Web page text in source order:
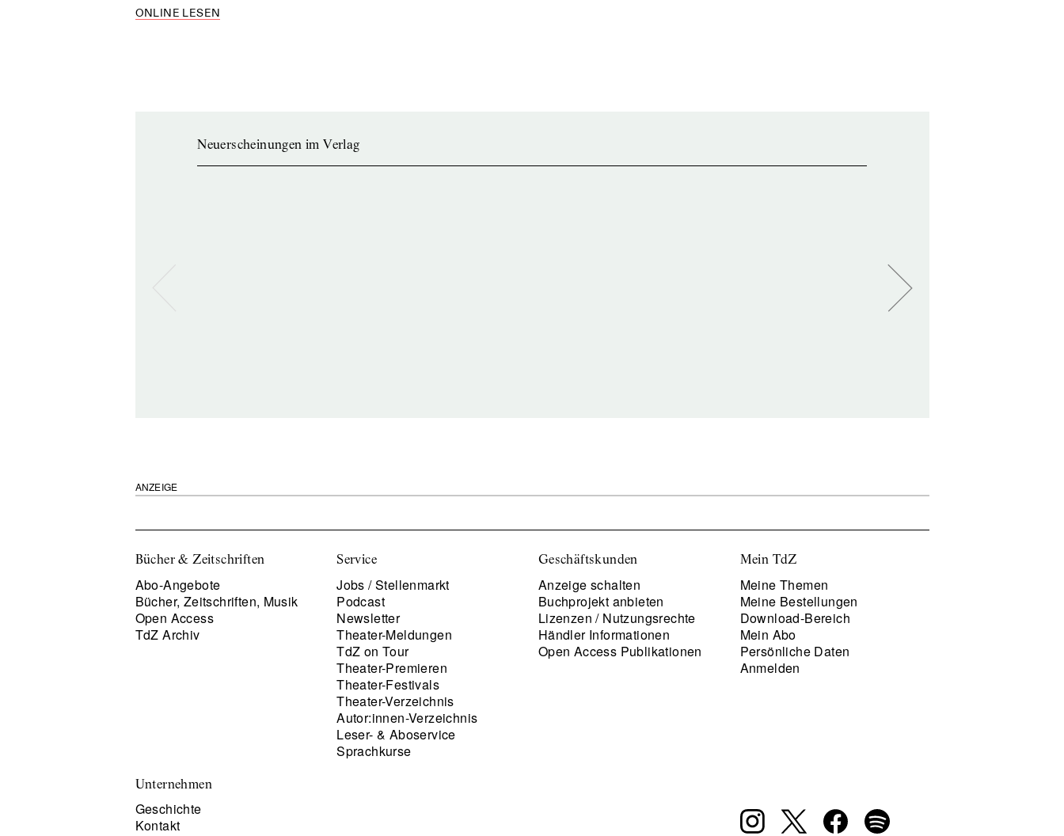
ONLINE LESEN
Neuerscheinungen im Verlag
ANZEIGE
Bücher & Zeitschriften
Abo-Angebote
Bücher, Zeitschriften, Musik
Open Access
TdZ Archiv
Service
Jobs / Stellenmarkt
Podcast
Newsletter
Theater-Meldungen
TdZ on Tour
Theater-Premieren
Theater-Festivals
Theater-Verzeichnis
Autor:innen-Verzeichnis
Leser- & Aboservice
Sprachkurse
Geschäftskunden
Anzeige schalten
Buchprojekt anbieten
Lizenzen / Nutzungsrechte
Händler Informationen
Open Access Publikationen
Mein TdZ
Meine Themen
Meine Bestellungen
Download-Bereich
Mein Abo
Persönliche Daten
Anmelden
Unternehmen
Geschichte
Kontakt